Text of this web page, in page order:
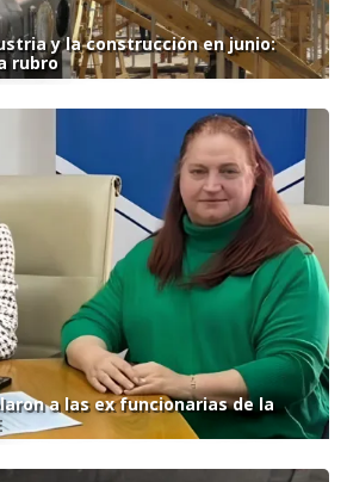
y la construcción en junio:
rubro
a las ex funcionarias de la